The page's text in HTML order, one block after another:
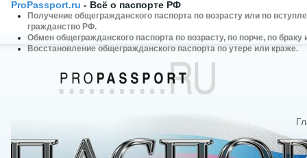
ProPassport.ru - Всё о паспорте РФ
Получение общегражданского паспорта по возрасту или по
гражданство РФ.
Обмен общегражданского паспорта по возрасту, по порче, по
Восстановление общегражданского паспорта по утере или краже.